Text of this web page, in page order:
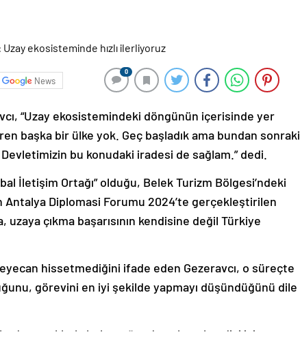
News
0
“Uzay ekosistemindeki döngünün içerisinde yer
başka bir ülke yok. Geç başladık ama bundan sonraki
bu konudaki iradesi de sağlam.” dedi.
İletişim Ortağı” olduğu, Belek Turizm Bölgesi’ndeki
Antalya Diplomasi Forumu 2024’te gerçekleştirilen
uzaya çıkma başarısının kendisine değil Türkiye
hissetmediğini ifade eden Gezeravcı, o süreçte
görevini en iyi şekilde yapmayı düşündüğünü dile
çocuklarla buluştuğunda onların kendisi için